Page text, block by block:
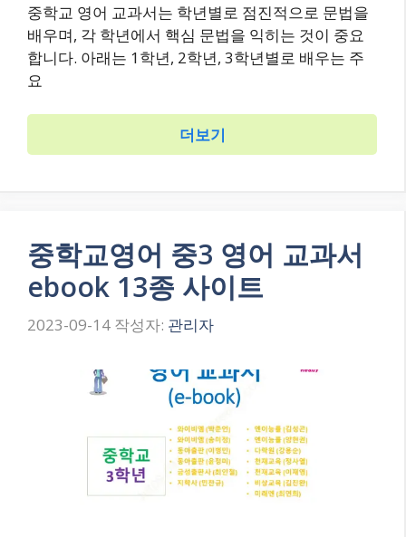
중학교 영어 교과서는 학년별로 점진적으로 문법을
배우며, 각 학년에서 핵심 문법을 익히는 것이 중요
합니다. 아래는 1학년, 2학년, 3학년별로 배우는 주
요
더보기
중학교영어 중3 영어 교과서
ebook 13종 사이트
2023-09-14 작성자: 관리자